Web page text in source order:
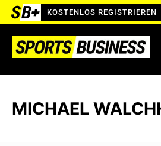
KOSTENLOS REGISTRIEREN
MICHAEL